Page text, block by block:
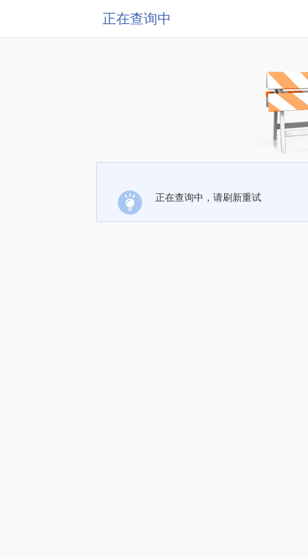
正在查询中
正在查询中，请刷新重试